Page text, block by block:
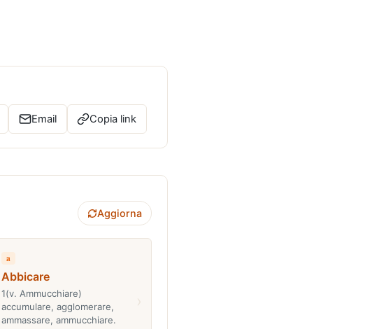
Email Copia link
Aggiorna
a
Abbicare
1(v. Ammucchiare)
accumulare, agglomerare,
ammassare, ammucchiare.